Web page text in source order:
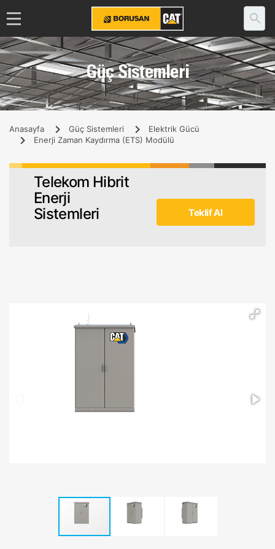
Güç Sistemleri
Anasayfa Güç Sistemleri
Elektrik Gücü
Enerji Zaman Kaydırma (ETS) Modülü
Telekom Hibrit
Enerji
Sistemleri
Teklif Al